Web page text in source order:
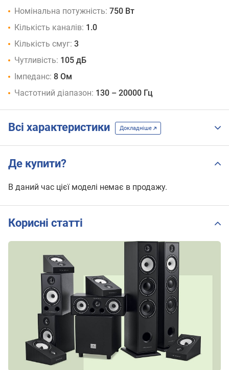
Номінальна потужність: 750 Вт
Кількість каналів: 1.0
Кількість смуг: 3
Чутливість: 105 дБ
Імпеданс: 8 Ом
Частотний діапазон: 130 – 20000 Гц
Всі характеристики Докладніше
Де купити?
В даний час цієї моделі немає в продажу.
Корисні статті